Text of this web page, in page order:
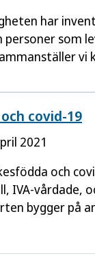
har
personer som
vi
covid-19
2021
och
IVA-vårdade,
bygger på